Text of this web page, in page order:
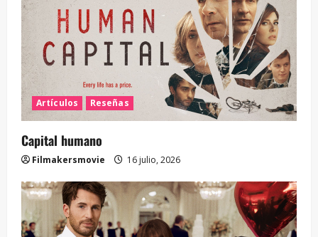
Artículos Reseñas
Capital humano
Filmakersmovie 16 julio, 2026